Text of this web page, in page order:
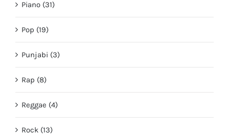
Piano (31)
Pop (19)
Punjabi (3)
Rap (8)
Reggae (4)
Rock (13)